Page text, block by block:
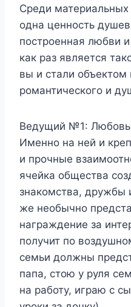
Среди материальных
одна ценность
построенная любви
как раз является
вы и стали объектом
романтического и
Ведущий №1: Любовь
Именно на ней и
и прочные
ячейка общества
знакомства, дружбы
же необычно
награждение за
получит по
семьи должны
папа, стою у руля
на работу, играю с